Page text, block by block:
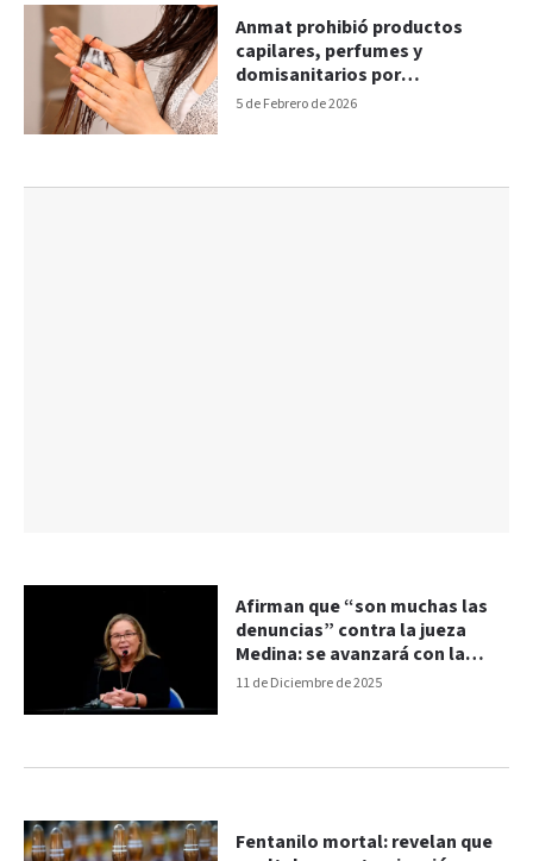
5 de Febrero de 2026
Anmat prohibió productos
capilares, perfumes y
domisanitarios por
irregularidades
11 de Diciembre de 2025
Afirman que “son muchas las
denuncias” contra la jueza
Medina: se avanzará con la
búsqueda de pruebas
Fentanilo mortal: revelan que